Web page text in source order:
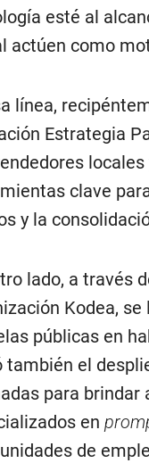
esté al
actúen como
línea,
Estrategia
clave
y la
lado, a través
Kodea,
públicas en
también el
para
en
de